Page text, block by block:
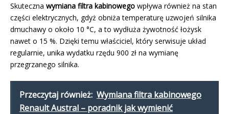
Skuteczna wymiana filtra kabinowego wpływa również na stan
części elektrycznych, gdyż obniża temperaturę uzwojeń silnika
dmuchawy o około 10 °C, a to wydłuża żywotność łożysk
nawet o 15 %. Dzięki temu właściciel, który serwisuje układ
regularnie, unika wydatku rzędu 900 zł na wymianę
przegrzanego silnika.
Przeczytaj również: Wymiana filtra kabinowego
Renault Austral – poradnik jak wymienić